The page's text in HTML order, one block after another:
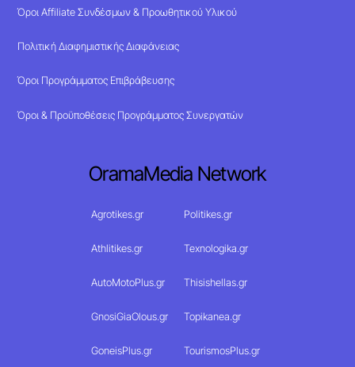
Όροι Affiliate Συνδέσμων & Προωθητικού Υλικού
Πολιτική Διαφημιστικής Διαφάνειας
Όροι Προγράμματος Επιβράβευσης
Όροι & Προϋποθέσεις Προγράμματος Συνεργατών
OramaMedia Network
Agrotikes.gr Politikes.gr
Athlitikes.gr Texnologika.gr
AutoMotoPlus.gr Thisishellas.gr
GnosiGiaOlous.gr Topikanea.gr
GoneisPlus.gr TourismosPlus.gr